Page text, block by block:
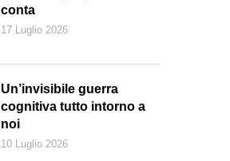
conta
17 Luglio 2026
Un’invisibile guerra
cognitiva tutto intorno a
noi
10 Luglio 2026